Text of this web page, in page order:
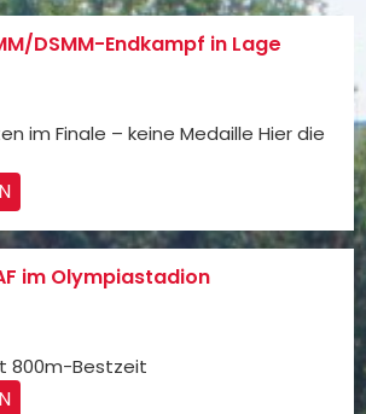
DSMM-Endkampf in Lage
im Finale – keine Medaille Hier die
im Olympiastadion
800m-Bestzeit